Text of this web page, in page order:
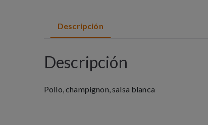
Descripción
Descripción
Pollo, champignon, salsa blanca